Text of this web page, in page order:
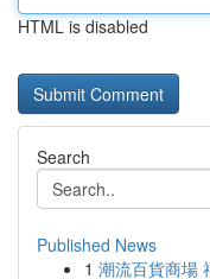
HTML is disabled
Search
Published News
1 潮流百貨商場